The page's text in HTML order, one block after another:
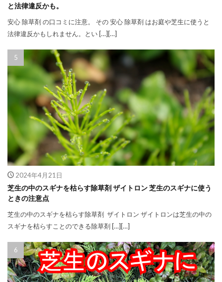
と法律違反かも。
安心 除草剤 の口コミに注意。 その 安心 除草剤 はお庭や芝生に使うと
法律違反かもしれません。とい […][…]
2024年4月21日
芝生の中のスギナを枯らす除草剤 ザイトロン 芝生のスギナに使う
ときの注意点
芝生の中のスギナを枯らす除草剤 ザイトロン ザイトロンは芝生の中の
スギナを枯らすことのできる除草剤 […][…]